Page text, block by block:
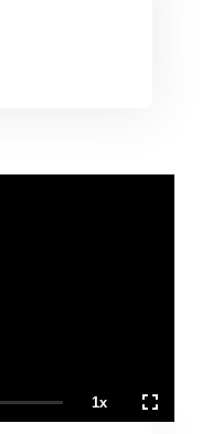
:
1xPlayback
Rate